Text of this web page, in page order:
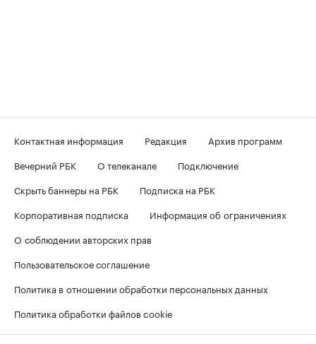
Контактная информация Редакция
Архив программ
Вечерний РБК
О телеканале
Подключение
Скрыть баннеры на РБК
Подписка на РБК
Корпоративная подписка
Информация об ограничениях
О соблюдении авторских прав
Пользовательское соглашение
Политика в отношении обработки персональных данных
Политика обработки файлов cookie